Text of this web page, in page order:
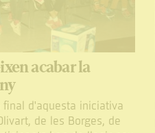
acabar la
d'aquesta iniciativa
de les Borges, de